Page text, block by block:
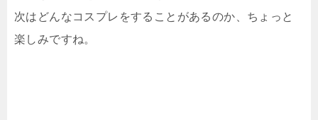
次はどんなコスプレをすることがあるのか、ちょっと
楽しみですね。